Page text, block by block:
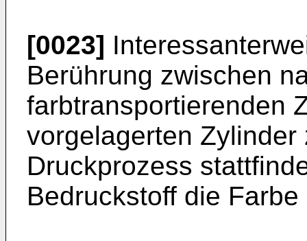
[0023]
Berührung zwischen
farbtransportierenden
vorgelagerten
Druckprozess
Bedruckstoff die